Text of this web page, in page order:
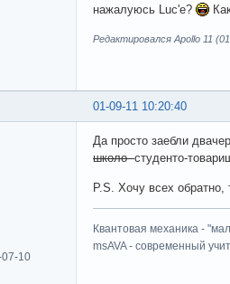
нажалуюсь Luc'е?
Редактировался Apollo 11
01-09-11 10:20:40
07-10
Да просто заебли
школостуденто-
P.S. Хочу всех
Квантовая механика -
msAVA - современный